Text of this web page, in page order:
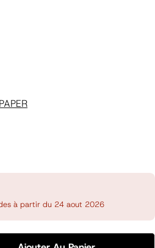
à partir du 24 aout 2026